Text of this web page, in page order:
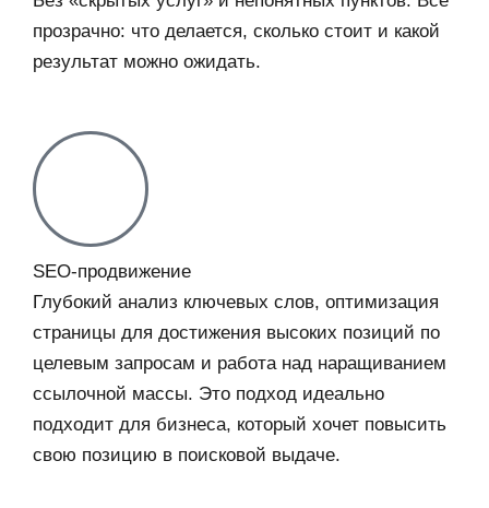
прозрачно: что делается, сколько стоит и какой
результат можно ожидать.
SEO-продвижение​
Глубокий анализ ключевых слов, оптимизация
страницы для достижения высоких позиций по
целевым запросам и работа над наращиванием
ссылочной массы. Это подход идеально
подходит для бизнеса, который хочет повысить
свою позицию в поисковой выдаче.